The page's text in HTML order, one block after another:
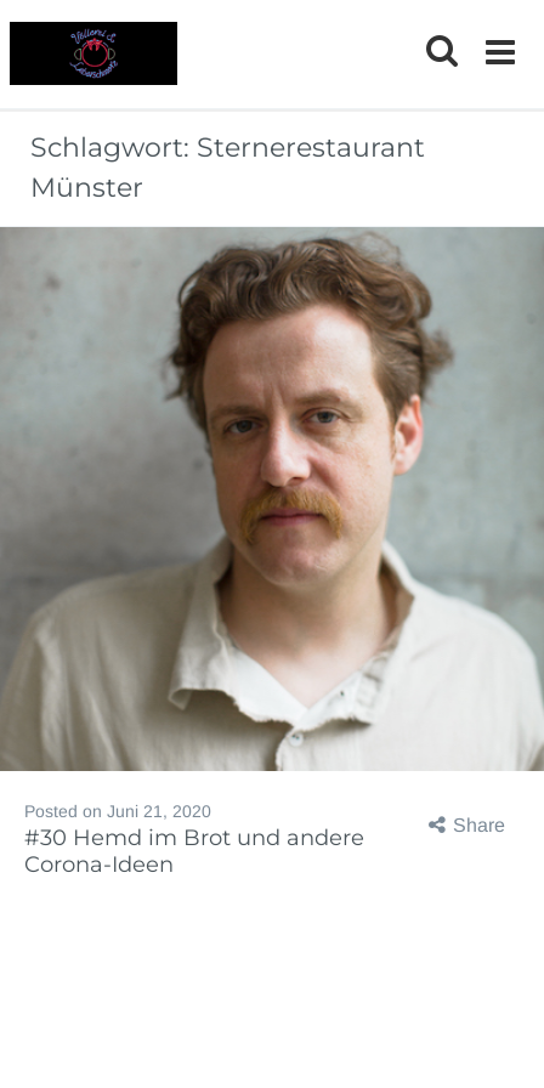
Schlagwort: Sternerestaurant
Münster
Share
Posted on Juni 21, 2020
#30 Hemd im Brot und andere
Corona-Ideen